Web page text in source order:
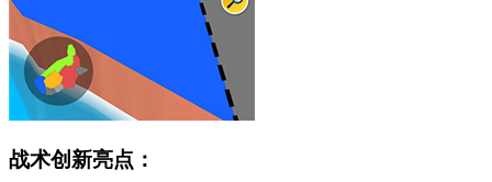
战术创新亮点：